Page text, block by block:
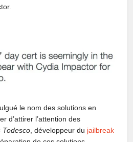
le nom des solutions en
d’attirer l’attention des
Todesco , développeur du jailbreak